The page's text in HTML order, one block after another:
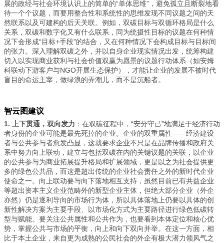
展的政经与社会环境认识上的简单的“单体思维”，避免孤立且断裂地看
待一个个议题，而要用整合性和系统性的思维发现不同议题之间的天
然联系以及可建构的后天关联。例如，双碳目标与双循环格局是什么
关系，双碳和数字化又有什么联系，同为统摄性目标的议题在何种情
况下会形成“目标+手段”的结合，又在何种情况下会构成目标与目标间
的张力。深入理解双碳之外，并以自身企业现实情况出发，统筹构建
切入以实现商业获利与社会价值双赢为愿景的议题行动体系（如安姆
科联动下游客户与NGO开展生态保护），才能让企业的发展不被时代
盲目的命运主宰，做绿浪的弄潮儿，而不是沉船者。
智云图建议
1. 上下贯通，双向发力 ：在双碳征程中，“安分守己”地满足于经济行动
者身份的企业可能是最先死掉的企业。企业的双重属性——经济建设
者与公共参与者愈发凸显，这就要求企业不只是在品牌传播和政府关
系中努力向上联动，建立与包括双碳在内的关键议题的关联，以企业
的公共参与为商业拓展提升格局和扩展领域，更是以之为社会提供更
多的绿色公共品，而这是超出传统的企业社会责任之外的新时代企业
使命之一。向上联动要与向下落地相互支持，虽然目前已有共益企业
等超出资本主义企业范畴外的新型企业主体，但绝大部分企业（外企
亦然）仍是逐利导向的市场行为体，所以具体落地上仍要以具体的创
新性解决方案为主要手段、以市场化方式为主要路径进行绿色低碳转
型与赋能。要关注公共属性和公共作为，也要看到本体定位和核心优
势，掌握公共与市场的平衡，向上和向下双向并举。在这一方面，相
比于本土企业，来自更为成熟的公民社会的外企有极大潜力领风气之